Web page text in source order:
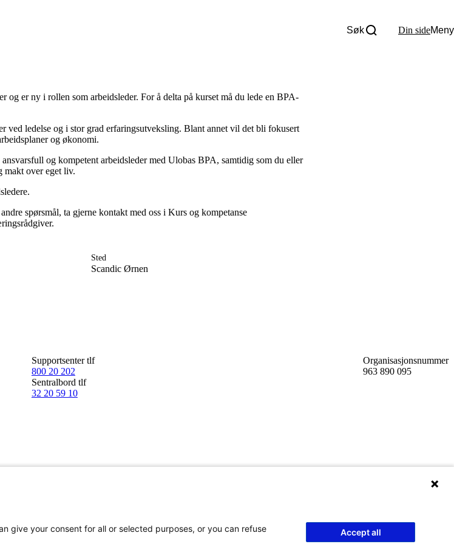
Søk Din sideMeny
Living-fond
Om Uloba
og er ny i rollen som arbeidsleder. For å delta på kurset må du lede en BPA-
ved ledelse og i stor grad erfaringsutveksling. Blant annet vil det bli fokusert
og økonomi.
og kompetent arbeidsleder med Ulobas BPA, samtidig som du eller
makt over eget liv.
spørsmål, ta gjerne kontakt med oss i Kurs og kompetanse
Sted
Scandic Ørnen
Supportsenter tlf
800 20 202
Sentralbord tlf
32 20 59 10
Organisasjonsnummer
963 890 095
give your consent for all or selected purposes, or you can refuse
Accept all